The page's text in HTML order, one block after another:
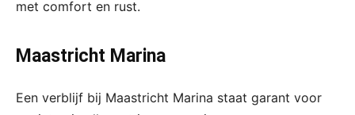
met comfort en rust.
Maastricht Marina
Een verblijf bij Maastricht Marina staat garant voor